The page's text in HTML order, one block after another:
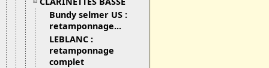
Bundy selmer US :
retamponnage...
LEBLANC :
retamponnage
complet